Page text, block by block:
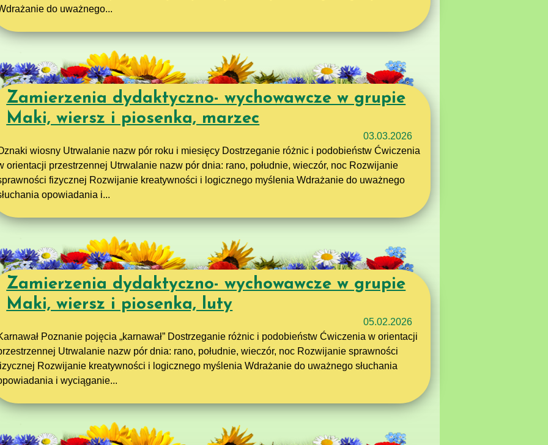
do uważnego...
Zamierzenia dydaktyczno- wychowawcze w grupie
Maki, wiersz i piosenka, marzec
03.03.2026
wiosny Utrwalanie nazw pór roku i miesięcy Dostrzeganie różnic i podobieństw Ćwiczenia
orientacji przestrzennej Utrwalanie nazw pór dnia: rano, południe, wieczór, noc Rozwijanie
fizycznej Rozwijanie kreatywności i logicznego myślenia Wdrażanie do uważnego
opowiadania i...
Zamierzenia dydaktyczno- wychowawcze w grupie
Maki, wiersz i piosenka, luty
05.02.2026
Poznanie pojęcia „karnawał” Dostrzeganie różnic i podobieństw Ćwiczenia w orientacji
Utrwalanie nazw pór dnia: rano, południe, wieczór, noc Rozwijanie sprawności
Rozwijanie kreatywności i logicznego myślenia Wdrażanie do uważnego słuchania
i wyciąganie...